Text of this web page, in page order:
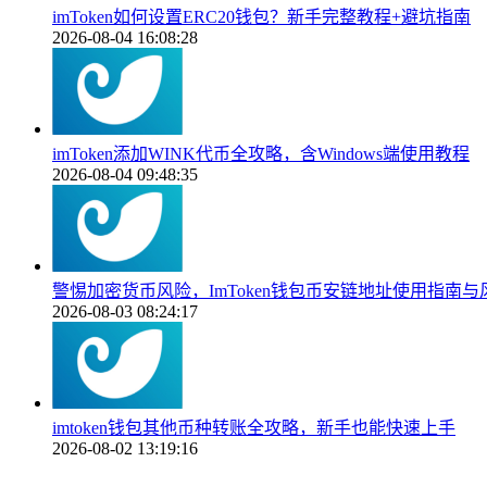
imToken如何设置ERC20钱包？新手完整教程+避坑指南
2026-08-04 16:08:28
imToken添加WINK代币全攻略，含Windows端使用教程
2026-08-04 09:48:35
警惕加密货币风险，ImToken钱包币安链地址使用指南与
2026-08-03 08:24:17
imtoken钱包其他币种转账全攻略，新手也能快速上手
2026-08-02 13:19:16